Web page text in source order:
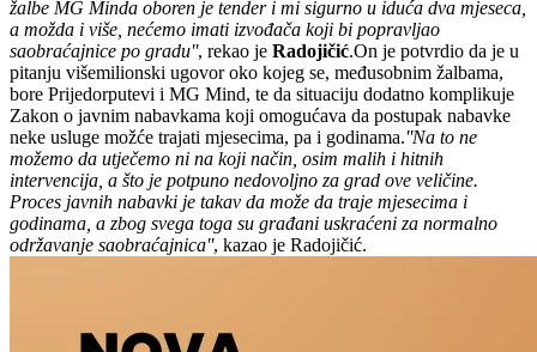
žalbe MG Minda oboren je tender i mi sigurno u iduća dva mjeseca,
a možda i više, nećemo imati izvođača koji bi popravljao
saobraćajnice po gradu'', rekao je Radojičić.On je potvrdio da je u
pitanju višemilionski ugovor oko kojeg se, međusobnim žalbama,
bore Prijedorputevi i MG Mind, te da situaciju dodatno komplikuje
Zakon o javnim nabavkama koji omogućava da postupak nabavke
neke usluge možće trajati mjesecima, pa i godinama.''Na to ne
možemo da utječemo ni na koji način, osim malih i hitnih
intervencija, a što je potpuno nedovoljno za grad ove veličine.
Proces javnih nabavki je takav da može da traje mjesecima i
godinama, a zbog svega toga su građani uskraćeni za normalno
održavanje saobraćajnica'', kazao je Radojičić.